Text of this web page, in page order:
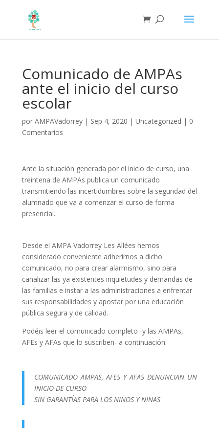
Comunicado de AMPAs
ante el inicio del curso
escolar
por AMPAVadorrey| Sep 4, 2020 | Uncategorized | 0
Comentarios
Ante la situación generada por el inicio de curso, una
treintena de AMPAs publica un comunicado
transmitiendo las incertidumbres sobre la seguridad del
alumnado que va a comenzar el curso de forma
presencial.
Desde el AMPA Vadorrey Les Allées hemos
considerado conveniente adherirnos a dicho
comunicado, no para crear alarmismo, sino para
canalizar las ya existentes inquietudes y demandas de
las familias e instar a las administraciones a enfrentar
sus responsabilidades y apostar por una educación
pública segura y de calidad.
Podéis leer el comunicado completo -y las AMPAs,
AFEs y AFAs que lo suscriben- a continuación:
COMUNICADO AMPAS, AFES Y AFAS DENUNCIAN UN
INICIO DE CURSO
SIN GARANTÍAS PARA LOS NIÑOS Y NIÑAS